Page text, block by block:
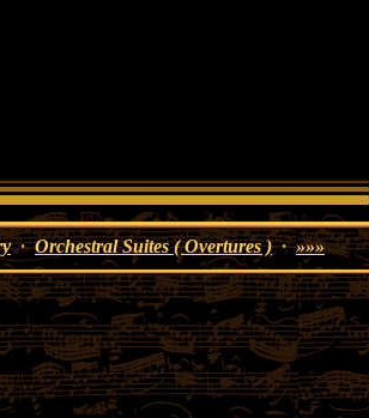
·Orchestral Suites ( Overtures )·»»»